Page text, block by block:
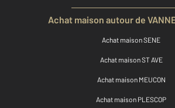
Achat maison autour de
Achat maison SENE
Achat maison ST AVE
Achat maison MEUCON
Achat maison PLESCOP